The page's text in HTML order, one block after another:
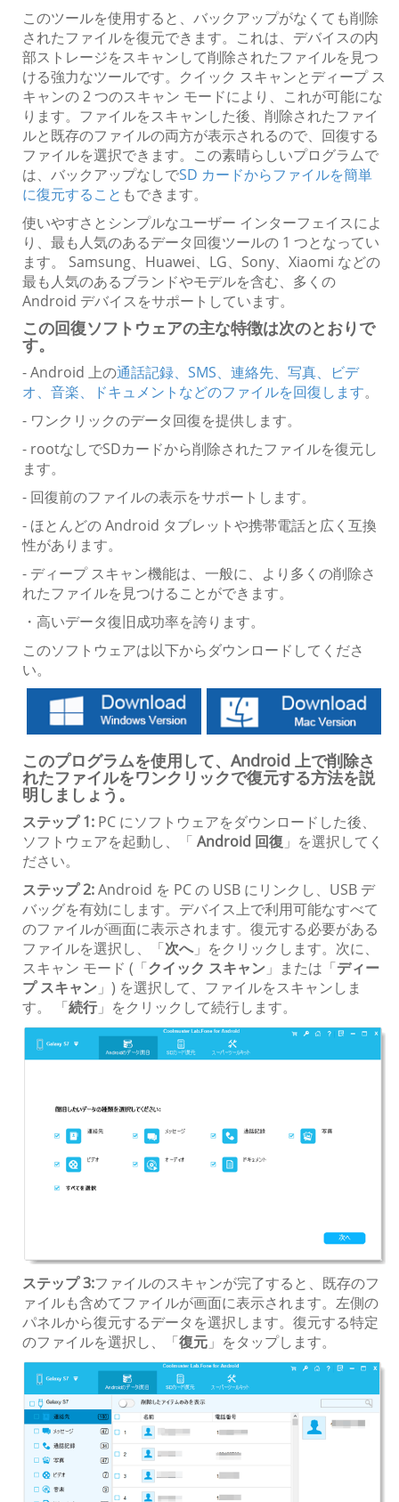
このツールを使用すると、バックアップがなくても削除
されたファイルを復元できます。これは、デバイスの内
部ストレージをスキャンして削除されたファイルを見つ
ける強力なツールです。クイック スキャンとディープ ス
キャンの 2 つのスキャン モードにより、これが可能にな
ります。ファイルをスキャンした後、削除されたファイ
ルと既存のファイルの両方が表示されるので、回復する
ファイルを選択できます。この素晴らしいプログラムで
は、バックアップなしでSD カードからファイルを簡単
に復元すること もできます。
使いやすさとシンプルなユーザー インターフェイスによ
り、最も人気のあるデータ回復ツールの 1 つとなってい
ます。 Samsung、Huawei、LG、Sony、Xiaomi などの
最も人気のあるブランドやモデルを含む、多くの
Android デバイスをサポートしています。
この回復ソフトウェアの主な特徴は次のとおりで
す。
- Android 上の通話記録、SMS、連絡先、写真、ビデ
オ、音楽、ドキュメントなどのファイルを回復します。
- ワンクリックのデータ回復を提供します。
- rootなしでSDカードから削除されたファイルを復元し
ます。
- 回復前のファイルの表示をサポートします。
- ほとんどの Android タブレットや携帯電話と広く互換
性があります。
- ディープ スキャン機能は、一般に、より多くの削除さ
れたファイルを見つけることができます。
・高いデータ復旧成功率を誇ります。
このソフトウェアは以下からダウンロードしてくださ
い。
このプログラムを使用して、Android 上で削除さ
れたファイルをワンクリックで復元する方法を説
明しましょう。
ステップ 1: PC にソフトウェアをダウンロードした後、
ソフトウェアを起動し、「 Android 回復 」を選択してく
ださい。
ステップ 2:Android を PC の USB にリンクし、USB デ
バッグを有効にします。デバイス上で利用可能なすべて
のファイルが画面に表示されます。復元する必要がある
ファイルを選択し、「次へ」をクリックします。次に、
スキャン モード (「クイック スキャン 」または「ディー
プ スキャン 」) を選択して、ファイルをスキャンしま
す。 「続行」をクリックして続行します。
ステップ 3:ファイルのスキャンが完了すると、既存のフ
ァイルも含めてファイルが画面に表示されます。左側の
パネルから復元するデータを選択します。復元する特定
のファイルを選択し、「復元 」をタップします。